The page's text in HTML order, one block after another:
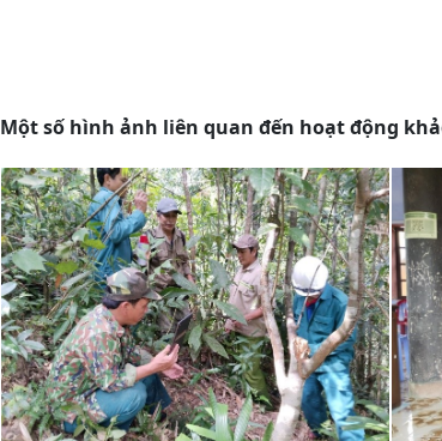
Một số hình ảnh liên quan đến hoạt động